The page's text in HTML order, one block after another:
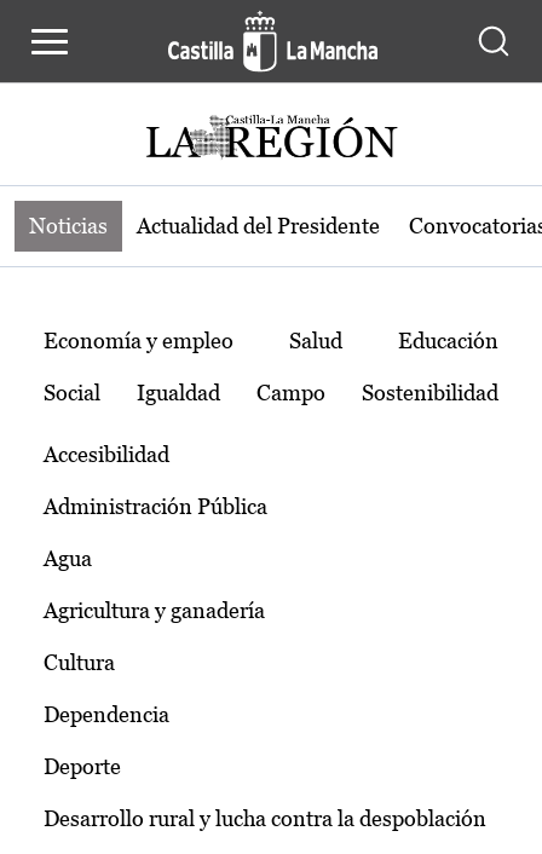
Noticias de la región de Castilla-La
Noticias Actualidad del Presidente
Temas
Economía y empleo Salud Educación
Social Igualdad Campo Sostenibilidad
Accesibilidad
Administración Pública
Agua
Agricultura y ganadería
Cultura
Dependencia
Deporte
Desarrollo rural y lucha contra la despoblación